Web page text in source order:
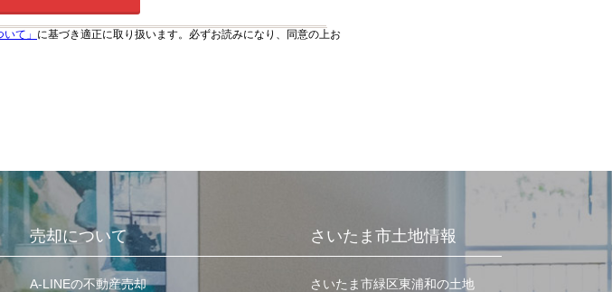
て」 に基づき適正に取り扱います。必ずお読みになり、同意の上お
売却について
A-LINEの不動産売却
さいたま市土地情報
さいたま市緑区東浦和の土地